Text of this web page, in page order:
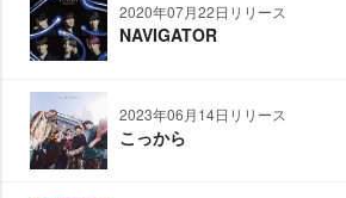
2020年07月22日リリース
NAVIGATOR
2023年06月14日リリース
こっから